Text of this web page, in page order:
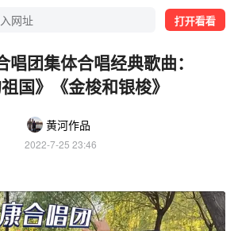
打开看看
唱团集体合唱经典歌曲：
祖国》《金梭和银梭》
黄河作品
2022-7-25 23:46